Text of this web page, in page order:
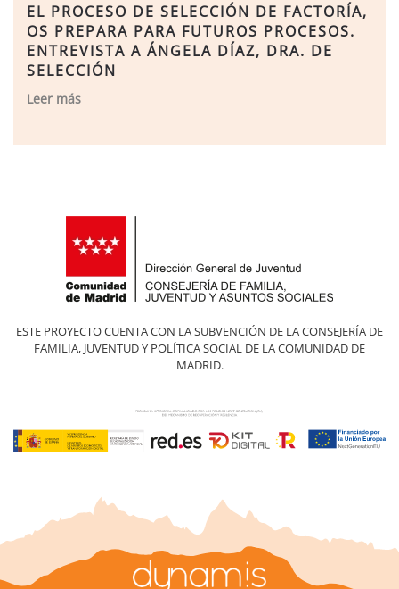
EL PROCESO DE SELECCIÓN DE FACTORÍA,
OS PREPARA PARA FUTUROS PROCESOS.
ENTREVISTA A ÁNGELA DÍAZ, DRA. DE
SELECCIÓN
Leer más
ESTE PROYECTO CUENTA CON LA SUBVENCIÓN DE LA CONSEJERÍA DE
FAMILIA, JUVENTUD Y POLÍTICA SOCIAL DE LA COMUNIDAD DE
MADRID.